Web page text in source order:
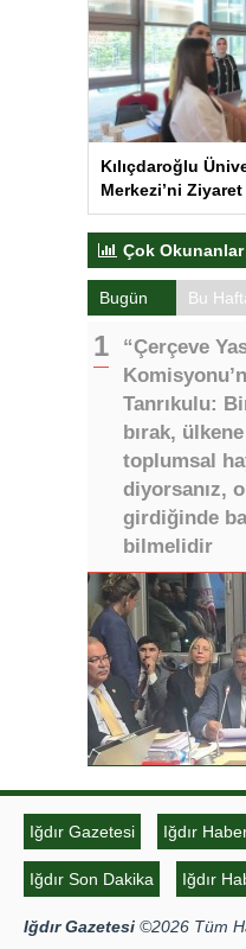
Kılıçdaroğlu
Merkezi’ni
Çok Okunanlar
Bugün Bu
“Çerçeve
Tanrıkulu:
bırak,
toplumsal
diyorsanız,
girdiğinde
bilmelidir
Iğdır Gazetesi Iğdır
Iğdır Son Dakika Iğdır
Iğdır Gazetesi ©2026 Tüm